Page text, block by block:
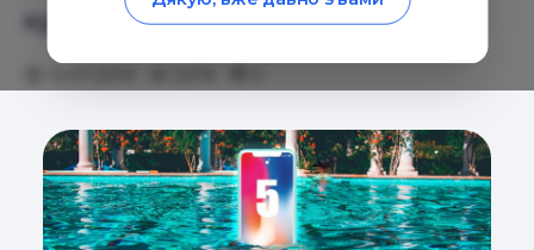
креативных идей